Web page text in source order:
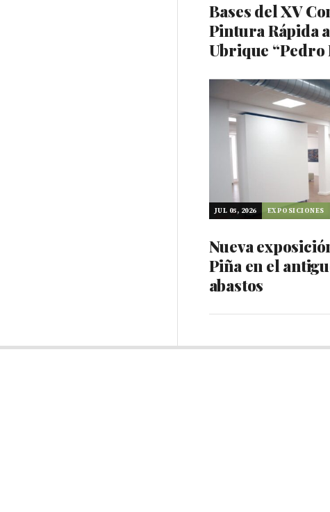
Bases del XV
Pintura Rápida
Ubrique “Pedro
JUL 05, 2026 EXPOSICIONES
Nueva
Piña en el
abastos